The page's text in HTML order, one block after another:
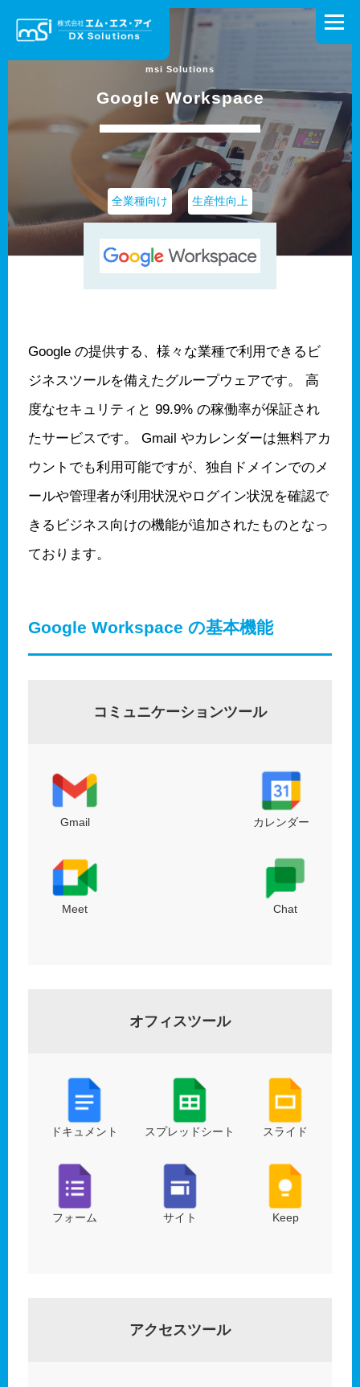
ン
メニュー
DXとは ソリューション お問い合わせ
コーポレートサイト 製造業様向け特設サイト
リクルートサイト
Google Workspace
全業種向け 生産性向上
Google の提供する、様々な業種で利用できるビ
ジネスツールを備えたグループウェアです。 高
度なセキュリティと 99.9% の稼働率が保証され
たサービスです。 Gmail やカレンダーは無料アカ
ウントでも利用可能ですが、独自ドメインでのメ
ールや管理者が利用状況やログイン状況を確認で
きるビジネス向けの機能が追加されたものとなっ
ております。
Google Workspace の基本機能
コミュニケーションツール
Gmail カレンダー
Meet Chat
オフィスツール
ドキュメント スプレッドシート スライド
フォーム サイト Keep
アクセスツール